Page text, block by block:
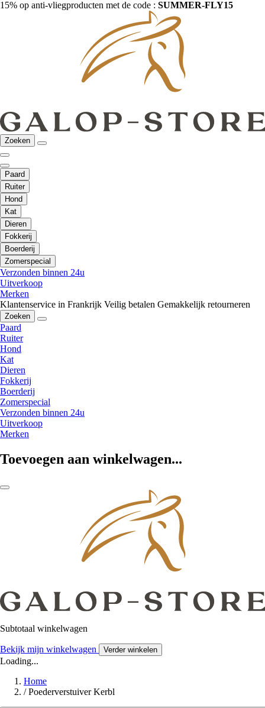
15% op anti-vliegproducten met de code : SUMMER-FLY15
Zoeken
Paard
Ruiter
Hond
Kat
Dieren
Fokkerij
Boerderij
Zomerspecial
Verzonden binnen 24u
Uitverkoop
Merken
Klantenservice in Frankrijk Veilig betalen Gemakkelijk retourneren
Zoeken
Paard
Ruiter
Hond
Kat
Dieren
Fokkerij
Boerderij
Zomerspecial
Verzonden binnen 24u
Uitverkoop
Merken
Toevoegen aan winkelwagen...
Subtotaal winkelwagen
Bekijk mijn winkelwagen Verder winkelen
Loading...
Home
/ Poederverstuiver Kerbl